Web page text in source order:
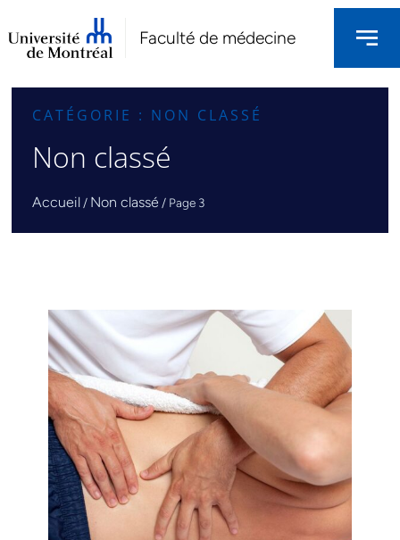
Faculté de médecine
CATÉGORIE : NON CLASSÉ
Non classé
Accueil / Non classé / Page 3